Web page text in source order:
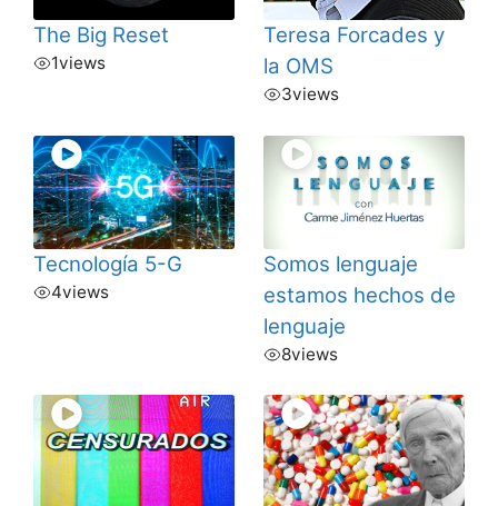
The Big Reset
1views
Teresa Forcades y
la OMS
3views
Tecnología 5-G
4views
Somos lenguaje
estamos hechos de
lenguaje
8views